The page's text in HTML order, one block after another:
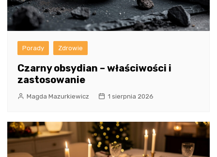
Porady Zdrowie
Czarny obsydian – właściwości i
zastosowanie
Magda Mazurkiewicz 1 sierpnia 2026